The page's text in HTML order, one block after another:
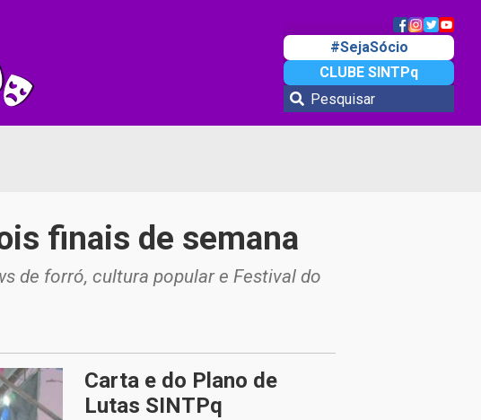
#SejaSócio
CLUBE SINTPq
finais de semana
de forró, cultura popular e Festival do
Carta e do Plano de
Lutas SINTPq